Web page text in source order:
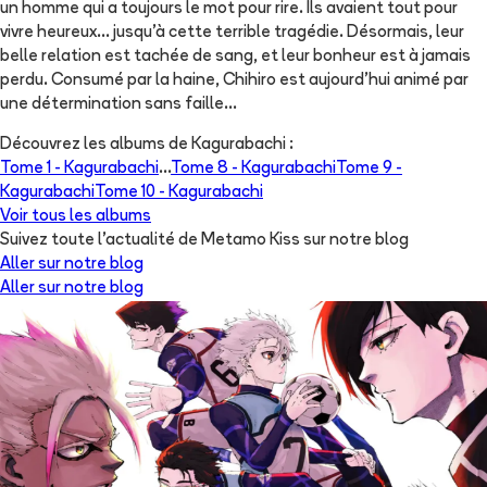
un homme qui a toujours le mot pour rire. Ils avaient tout pour
vivre heureux... jusqu'à cette terrible tragédie. Désormais, leur
belle relation est tachée de sang, et leur bonheur est à jamais
perdu. Consumé par la haine, Chihiro est aujourd'hui animé par
une détermination sans faille...
Découvrez les albums de Kagurabachi :
Tome 1 - Kagurabachi...Tome 8 - Kagurabachi Tome 9 -
Kagurabachi Tome 10 - Kagurabachi
Voir tous les albums
Suivez toute l'actualité de Metamo Kiss sur notre blog
Aller sur notre blog
Aller sur notre blog